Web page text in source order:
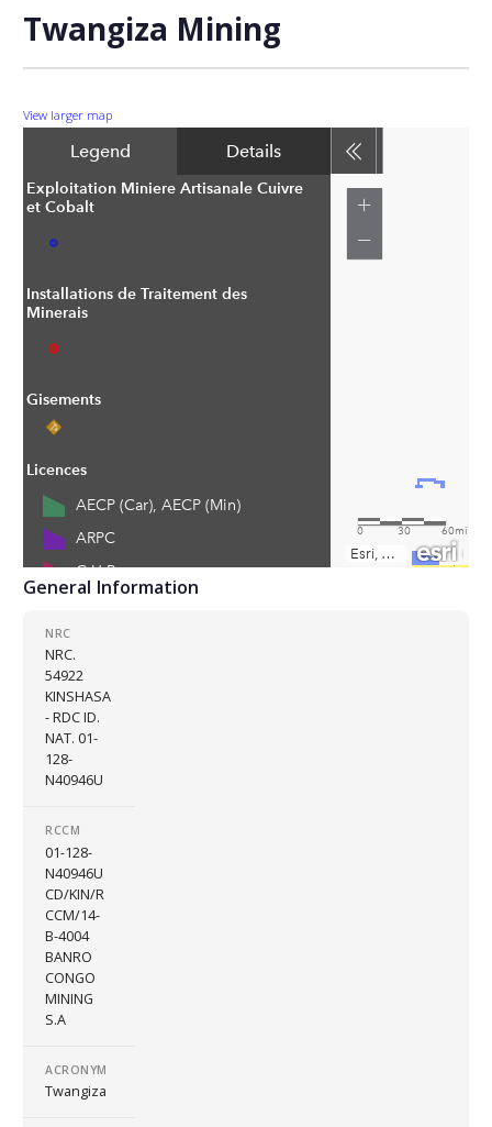
Twangiza Mining
View larger map
General Information
NRC
NRC.
54922
KINSHASA
- RDC ID.
NAT. 01-
128-
N40946U
RCCM
01-128-
N40946U
CD/KIN/R
CCM/14-
B-4004
BANRO
CONGO
MINING
S.A
ACRONYM
Twangiza